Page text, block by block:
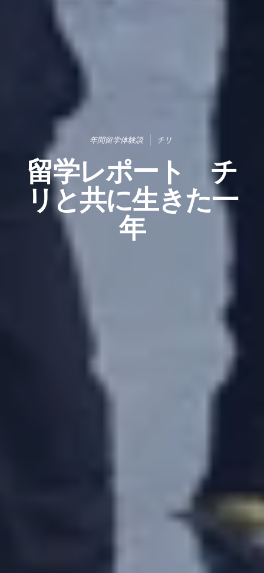
年間留学体験談 チリ
留学レポート チ
リと共に生きた一
年